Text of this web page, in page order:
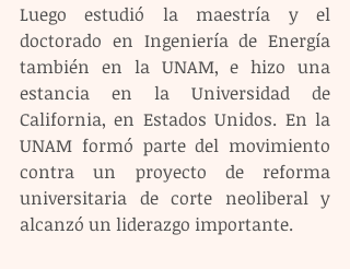
Luego estudió la maestría y el
doctorado en Ingeniería de Energía
también en la UNAM, e hizo una
estancia en la Universidad de
California, en Estados Unidos. En la
UNAM formó parte del movimiento
contra un proyecto de reforma
universitaria de corte neoliberal y
alcanzó un liderazgo importante.